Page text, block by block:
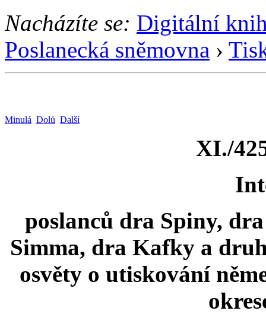
Nacházíte se: Digitální
Poslanecká sněmovna ›
Minulá Dolů Další
XI./
poslanců dra Spiny,
Simma, dra Kafky a
osvěty o utiskování